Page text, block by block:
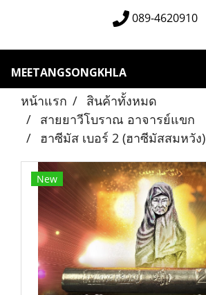
089-4620910
MEETANGSONGKHLA
หน้าแรก
สินค้าทั้งหมด
สายยาวีโบราณ อาจารย์แขก
ฮาซีมัส เบอร์ 2 (ฮาซีมัสสมหวัง)
New